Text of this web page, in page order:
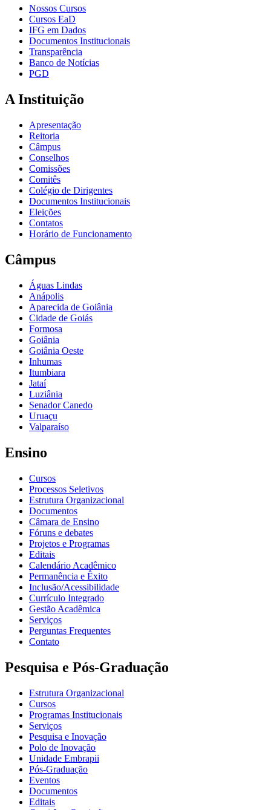
Nossos Cursos
Cursos EaD
IFG em Dados
Documentos Institucionais
Transparência
Banco de Notícias
PGD
A Instituição
Apresentação
Reitoria
Câmpus
Conselhos
Comissões
Comitês
Colégio de Dirigentes
Documentos Institucionais
Eleições
Contatos
Horário de Funcionamento
Câmpus
Águas Lindas
Anápolis
Aparecida de Goiânia
Cidade de Goiás
Formosa
Goiânia
Goiânia Oeste
Inhumas
Itumbiara
Jataí
Luziânia
Senador Canedo
Uruaçu
Valparaíso
Ensino
Cursos
Processos Seletivos
Estrutura Organizacional
Documentos
Câmara de Ensino
Fóruns e debates
Projetos e Programas
Editais
Calendário Acadêmico
Permanência e Êxito
Inclusão/Acessibilidade
Currículo Integrado
Gestão Acadêmica
Serviços
Perguntas Frequentes
Contato
Pesquisa e Pós-Graduação
Estrutura Organizacional
Cursos
Programas Institucionais
Serviços
Pesquisa e Inovação
Polo de Inovação
Unidade Embrapii
Pós-Graduação
Eventos
Documentos
Editais